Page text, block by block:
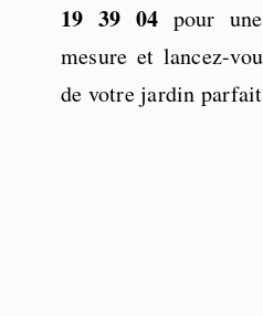
19 39 04 pour
mesure et lancez-
de votre jardin